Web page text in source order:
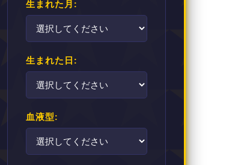
生まれた月:
生まれた日:
血液型: